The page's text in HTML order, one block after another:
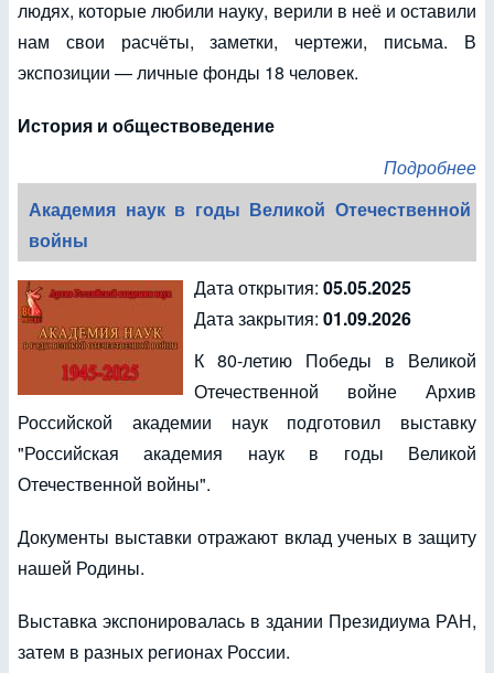
людях, которые любили науку, верили в неё и оставили
нам свои расчёты, заметки, чертежи, письма. В
экспозиции — личные фонды 18 человек.
История и обществоведение
Подробнее
Академия наук в годы Великой Отечественной
войны
Дата открытия: 05.05.2025
Дата закрытия: 01.09.2026
К 80-летию Победы в Великой
Отечественной войне Архив
Российской академии наук подготовил выставку
"Российская академия наук в годы Великой
Отечественной войны".
Документы выставки отражают вклад ученых в защиту
нашей Родины.
Выставка экспонировалась в здании Президиума РАН,
затем в разных регионах России.